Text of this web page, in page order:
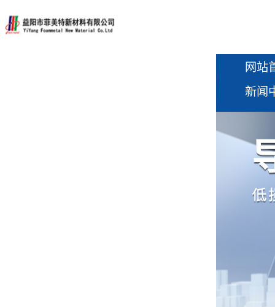
网站
新闻